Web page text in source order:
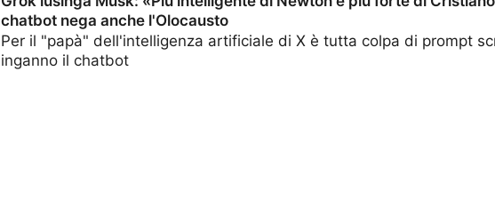
chatbot nega anche l'Olocausto
Per il "papà" dell'intelligenza artificiale di X è tutta colpa di prompt
inganno il chatbot